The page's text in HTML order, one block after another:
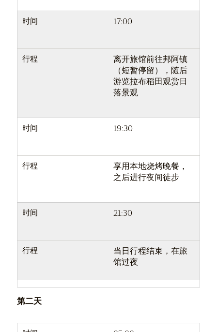
时间 17:00
行程
离开旅馆前往邦阿镇
（短暂停留），随后
游览拉布稻田观赏日
落景观
时间 19:30
行程
享用本地烧烤晚餐，
之后进行夜间徒步
时间 21:30
行程
当日行程结束，在旅
馆过夜
第二天